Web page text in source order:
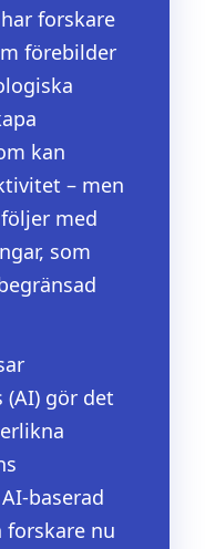
forskare
förebilder
kan
– men
med
som
gör det
baserad
nu